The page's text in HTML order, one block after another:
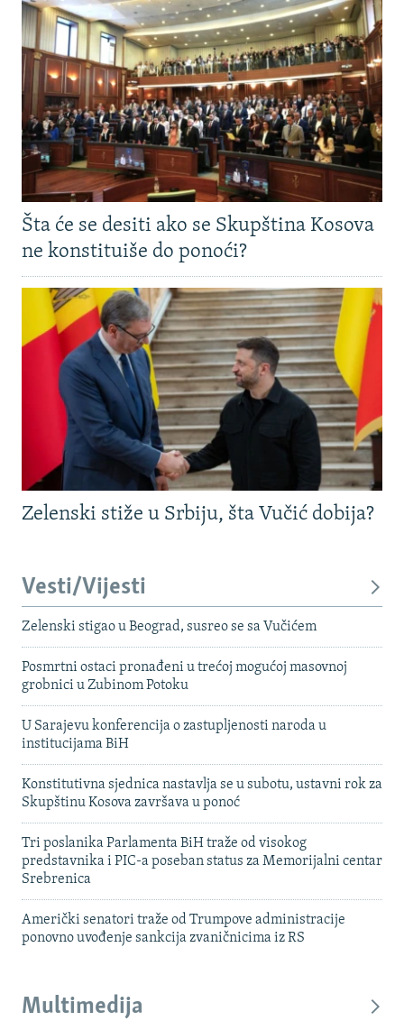
Šta će se desiti ako se Skupština Kosova
ne konstituiše do ponoći?
Zelenski stiže u Srbiju, šta Vučić dobija?
Vesti/Vijesti
Zelenski stigao u Beograd, susreo se sa Vučićem
Posmrtni ostaci pronađeni u trećoj mogućoj masovnoj
grobnici u Zubinom Potoku
U Sarajevu konferencija o zastupljenosti naroda u
institucijama BiH
Konstitutivna sjednica nastavlja se u subotu, ustavni rok za
Skupštinu Kosova završava u ponoć
Tri poslanika Parlamenta BiH traže od visokog
predstavnika i PIC-a poseban status za Memorijalni centar
Srebrenica
Američki senatori traže od Trumpove administracije
ponovno uvođenje sankcija zvaničnicima iz RS
Multimedija